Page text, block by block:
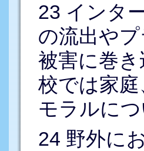
23 インタ
の流出や
被害に巻
校では家
モラルに
24 野外に